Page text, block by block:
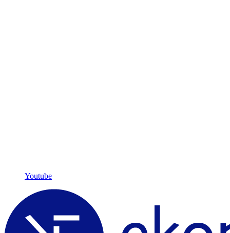
Youtube